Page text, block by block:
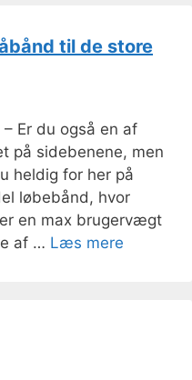
til de store
Er du også en af
på sidebenene, men
heldig for her på
løbebånd, hvor
en max brugervægt
af … Læs mere